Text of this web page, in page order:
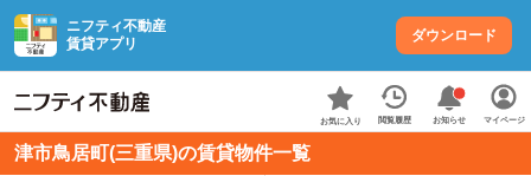
ニフティ不動産
賃貸アプリ
ダウンロード
お気に入り 閲覧履歴 お知らせ マイページ
津市鳥居町(三重県)の賃貸物件一覧